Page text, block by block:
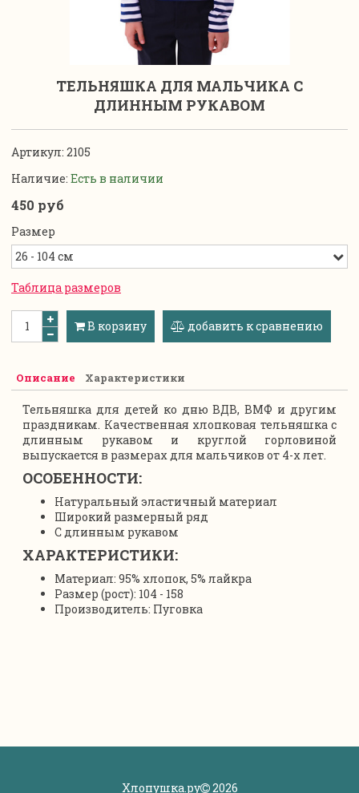
ТЕЛЬНЯШКА ДЛЯ МАЛЬЧИКА С
ДЛИННЫМ РУКАВОМ
Артикул: 2105
Наличие: Есть в наличии
450 руб
Размер
Таблица размеров
В корзину добавить к сравнению
Описание Характеристики
Тельняшка для детей ко дню ВДВ, ВМФ и другим
праздникам. Качественная хлопковая тельняшка с
длинным рукавом и круглой горловиной
выпускается в размерах для мальчиков от 4-х лет.
ОСОБЕННОСТИ:
Натуральный эластичный материал
Широкий размерный ряд
С длинным рукавом
ХАРАКТЕРИСТИКИ:
Материал: 95% хлопок, 5% лайкра
Размер (рост): 104 - 158
Производитель: Пуговка
Хлопушка.ру 2026